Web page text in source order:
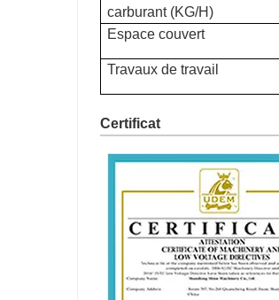
carburant (KG/H)
Espace couvert
Travaux de travail
Certificat